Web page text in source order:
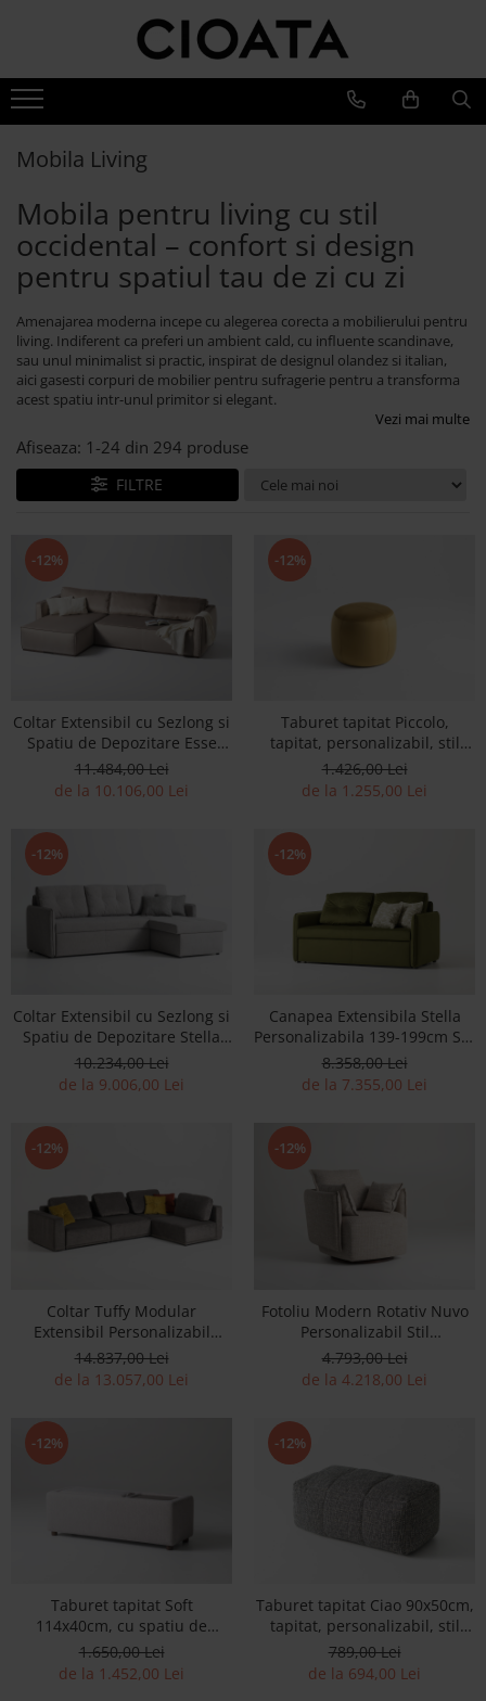
Coltare & Chaiselong
Canapele & Coltare Extensibile
Canapele 2-3 Locuri
Accesorii Canapele
Fotolii si Demifotolii
Comoda TV
Mobila Biblioteca
Mobila Birou
Oglinda cu Rama de Lemn
Dulapuri
Mese Dining Extensibile
Scaune Bar
Banchete Dining Tapitate
Bufete si Comode
Pat Tapitat
Dressinguri
Noptiere
Saltele, Perne si Pilote
Comoda Dormitor
Banchete Dormitor
Noutati
Living
Dormitor
Vilmers
Canapele
Fotolii si Demifotolii
Accesorii
Blanche
Canapele
Paturi Tapitate
Fotolii si Demifotolii
Banchete Dormitor
Mobilier de exterior
Gyllos
Scaune Dining
Scaune Bar
Claudie Design
Scaune Dining
Scaune Bar
Accesorii
Woodsoft
Paturi Tapitate
Roshe
Canapele
Fotolii si Demifotolii
Banchete Dormitor
Accesorii
Mood
Canapele
Fotolii si Demifotolii
Accesorii
Fotolii si Demifotolii
Best Sleep
Mobila Living
Mobila pentru living cu stil
occidental – confort si design
pentru spatiul tau de zi cu zi
Amenajarea moderna incepe cu alegerea corecta a mobilierului pentru
living. Indiferent ca preferi un ambient cald, cu influente scandinave,
sau unul minimalist si practic, inspirat de designul olandez si italian,
aici gasesti corpuri de mobilier pentru sufragerie pentru a transforma
acest spatiu intr-unul primitor si elegant.
Vezi mai multe
Afiseaza: 1-24 din 294 produse
FILTRE
-12%
Coltar Extensibil cu Sezlong si
Spatiu de Depozitare Esse
Personalizabil 309cm Stil
Contemporan Cadru Lemn
11.484,00 Lei
de la 10.106,00 Lei
-12%
Taburet tapitat Piccolo,
tapitat, personalizabil, stil
minimalist
1.426,00 Lei
de la 1.255,00 Lei
-12%
Coltar Extensibil cu Sezlong si
Spatiu de Depozitare Stella
Personalizabil 250cm Stil
Modern Tapiterie Stofa
10.234,00 Lei
de la 9.006,00 Lei
-12%
Canapea Extensibila Stella
Personalizabila 139-199cm Stil
Modern Tapiterie Stofa
8.358,00 Lei
de la 7.355,00 Lei
-12%
Coltar Tuffy Modular
Extensibil Personalizabil
300x200cm cu Spatiu de
Depozitare Stil Contemporan
Tapiterie Stofa
14.837,00 Lei
de la 13.057,00 Lei
-12%
Fotoliu Modern Rotativ Nuvo
Personalizabil Stil
Contemporan Cadru Lemn
Masiv Tapiterie Stofa sau
4.793,00 Lei
de la 4.218,00 Lei
-12%
Taburet tapitat Soft
114x40cm, cu spatiu de
depozitare, tapitat,
personalizabil, stil minimalist
1.650,00 Lei
de la 1.452,00 Lei
-12%
Taburet tapitat Ciao 90x50cm,
tapitat, personalizabil, stil
minimalist
789,00 Lei
de la 694,00 Lei